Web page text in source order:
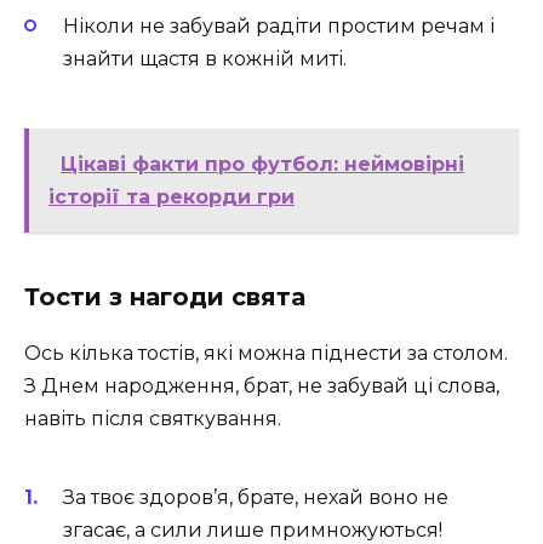
Ніколи не забувай радіти простим речам і
знайти щастя в кожній миті.
Цікаві факти про футбол: неймовірні
історії та рекорди гри
Тости з нагоди свята
Ось кілька тостів, які можна піднести за столом.
З Днем народження, брат, не забувай ці слова,
навіть після святкування.
За твоє здоров’я, брате, нехай воно не
згасає, а сили лише примножуються!